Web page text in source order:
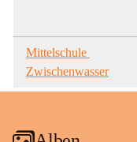
Mittelschule
Zwischenwasser